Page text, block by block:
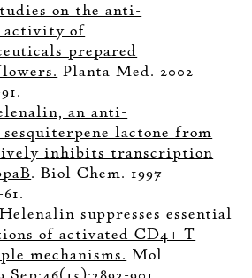
on the anti-
activity of
prepared
Planta Med. 2002
an anti-
lactone from
inhibits transcription
. Biol Chem. 1997
Helenalin suppresses essential
of activated CD4+ T
mechanisms. Mol